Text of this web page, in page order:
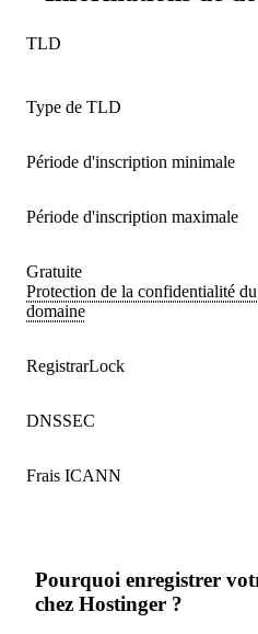
TLD
Type de TLD
Période d'inscription minimale
Période d'inscription maximale
Protection de la confidentialité
domaine
Gratuite
RegistrarLock
DNSSEC
Frais ICANN
Pourquoi enregistrer
chez Hostinger ?